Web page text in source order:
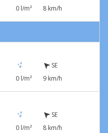
0 l/m²
8 km/h
0 l/m²
SE
9 km/h
0 l/m²
SE
8 km/h